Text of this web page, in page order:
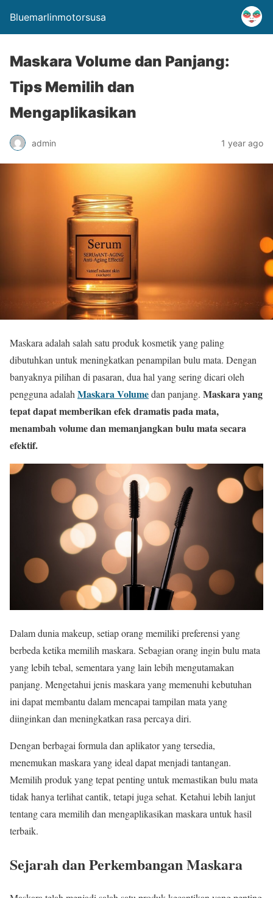
Bluemarlinmotorsusa
Maskara Volume dan Panjang:
Tips Memilih dan
Mengaplikasikan
admin 1 year ago
Maskara adalah salah satu produk kosmetik yang paling
dibutuhkan untuk meningkatkan penampilan bulu mata. Dengan
banyaknya pilihan di pasaran, dua hal yang sering dicari oleh
pengguna adalah Maskara Volumedan panjang. Maskara yang
tepat dapat memberikan efek dramatis pada mata,
menambah volume dan memanjangkan bulu mata secara
efektif.
Dalam dunia makeup, setiap orang memiliki preferensi yang
berbeda ketika memilih maskara. Sebagian orang ingin bulu mata
yang lebih tebal, sementara yang lain lebih mengutamakan
panjang. Mengetahui jenis maskara yang memenuhi kebutuhan
ini dapat membantu dalam mencapai tampilan mata yang
diinginkan dan meningkatkan rasa percaya diri.
Dengan berbagai formula dan aplikator yang tersedia,
menemukan maskara yang ideal dapat menjadi tantangan.
Memilih produk yang tepat penting untuk memastikan bulu mata
tidak hanya terlihat cantik, tetapi juga sehat. Ketahui lebih lanjut
tentang cara memilih dan mengaplikasikan maskara untuk hasil
terbaik.
Sejarah dan Perkembangan Maskara